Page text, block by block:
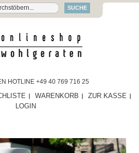
SUCHE
HOTLINE +49 40 769 716 25
WARENKORB
ZUR KASSE
LOGIN